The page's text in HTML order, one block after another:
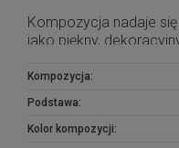
Kompozycja nadaje
jako piękny,
samodzielnie, a
elegancki znicz
charakter miejsca
Kompozycja:
Podstawa:
Kolor kompozycji: